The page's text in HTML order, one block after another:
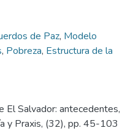
de Paz, Modelo
, Pobreza, Estructura de la
El Salvador: antecedentes,
y Praxis, (32), pp. 45-103